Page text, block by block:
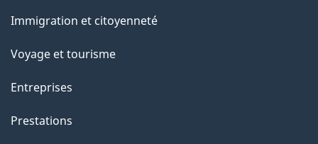
sujets
Immigration et citoyenneté
Voyage et tourisme
Entreprises
Prestations